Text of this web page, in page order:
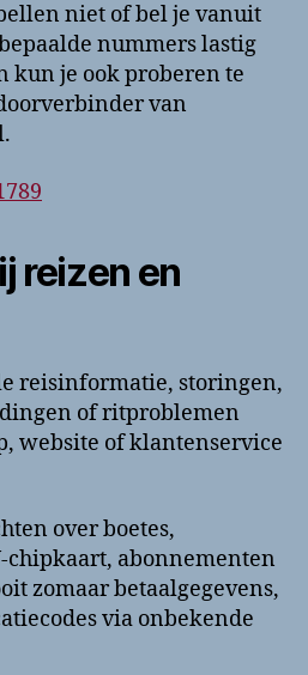
niet of bel je vanuit
nummers lastig
kun je ook proberen te
van
reizen en
reisinformatie, storingen,
of ritproblemen
website of klantenservice
over boetes,
chipkaart, abonnementen
zomaar betaalgegevens,
via onbekende